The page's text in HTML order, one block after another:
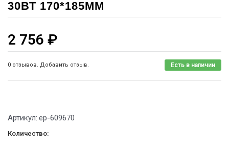
30ВТ 170*185ММ
2 756 ₽
0 отзывов. Добавить отзыв. Есть в наличии
Артикул: ep-609670
Количество: